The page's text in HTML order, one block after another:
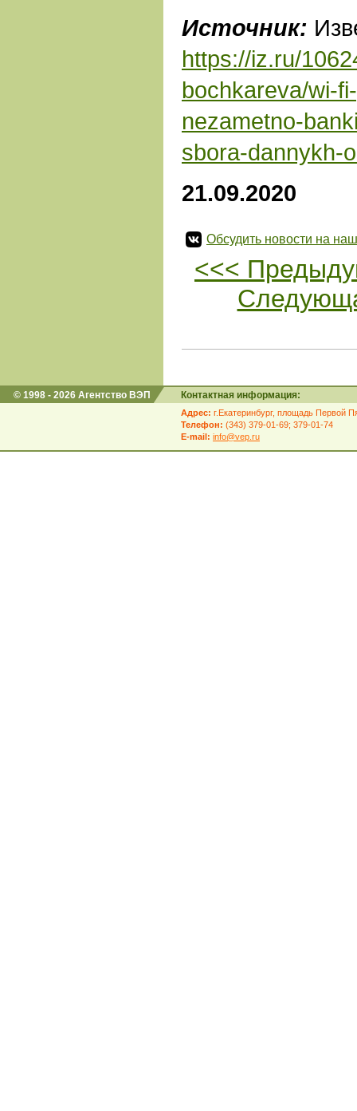
Источник:
https://iz.ru/
bochkareva/wi-
nezametno-
sbora-dannykh-
21.09.2020
Обсудить новости на
<<<
© 1998 - 2026 Агентство ВЭП Контактная информация:
Адрес: г.Екатеринбург, площадь Первой
Телефон: (343) 379-01-69; 379-01-74
E-mail: info@vep.ru